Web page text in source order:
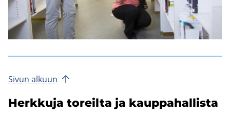
Sivun al­kuun
Herk­ku­ja to­reil­ta ja kaup­pa­hal­lis­ta